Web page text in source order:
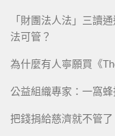
「財團法人法」三讀
法可管？
為什麼有人寧願買《
公益組織專家：一窩
把錢捐給慈濟就不管